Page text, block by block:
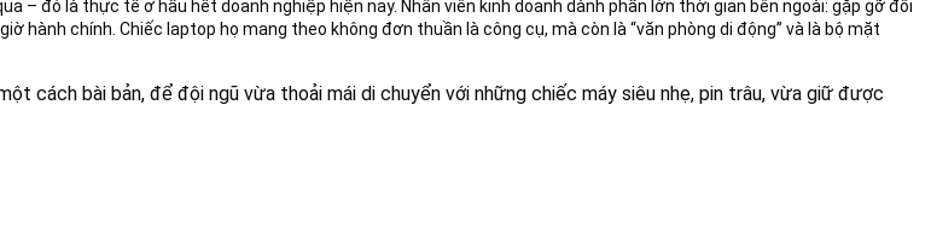
– đó là thực tế ở hầu hết doanh nghiệp hiện nay. Nhân viên kinh doanh dành phần lớn thời gian bên ngoài: gặp gỡ đối
chính. Chiếc laptop họ mang theo không đơn thuần là công cụ, mà còn là “văn phòng di động” và là bộ mặt
cách bài bản, để đội ngũ vừa thoải mái di chuyển với những chiếc máy siêu nhẹ, pin trâu, vừa giữ được